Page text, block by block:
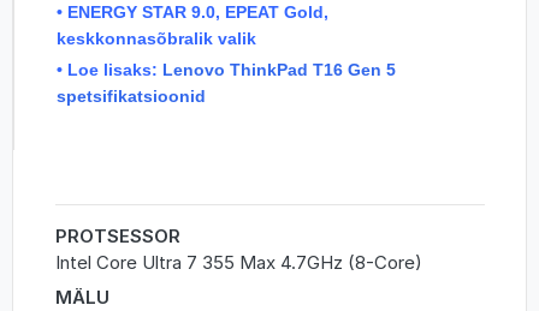
• ENERGY STAR 9.0, EPEAT Gold,
keskkonnasõbralik valik
• Loe lisaks: Lenovo ThinkPad T16 Gen 5
spetsifikatsioonid
PROTSESSOR
Intel Core Ultra 7 355 Max 4.7GHz (8-Core)
MÄLU